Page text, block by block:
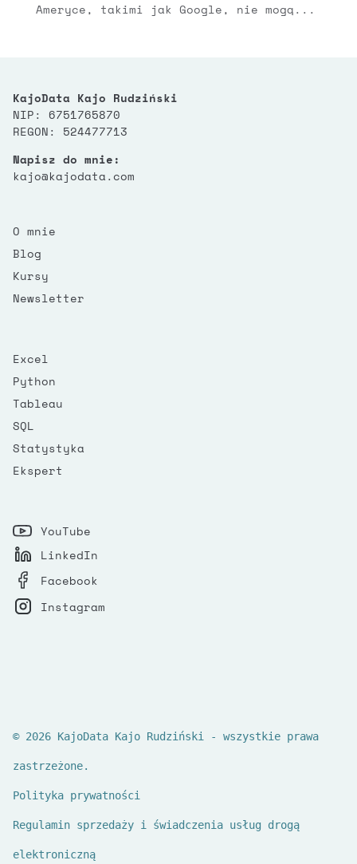
Ameryce, takimi jak Google, nie mogą...
KajoData Kajo Rudziński
NIP: 6751765870
REGON: 524477713
Napisz do mnie:
kajo@kajodata.com
O mnie
Blog
Kursy
Newsletter
Excel
Python
Tableau
SQL
Statystyka
Ekspert
YouTube
LinkedIn
Facebook
Instagram
© 2026 KajoData Kajo Rudziński - wszystkie prawa
zastrzeżone.
Polityka prywatności
Regulamin sprzedaży i świadczenia usług drogą
elektroniczną